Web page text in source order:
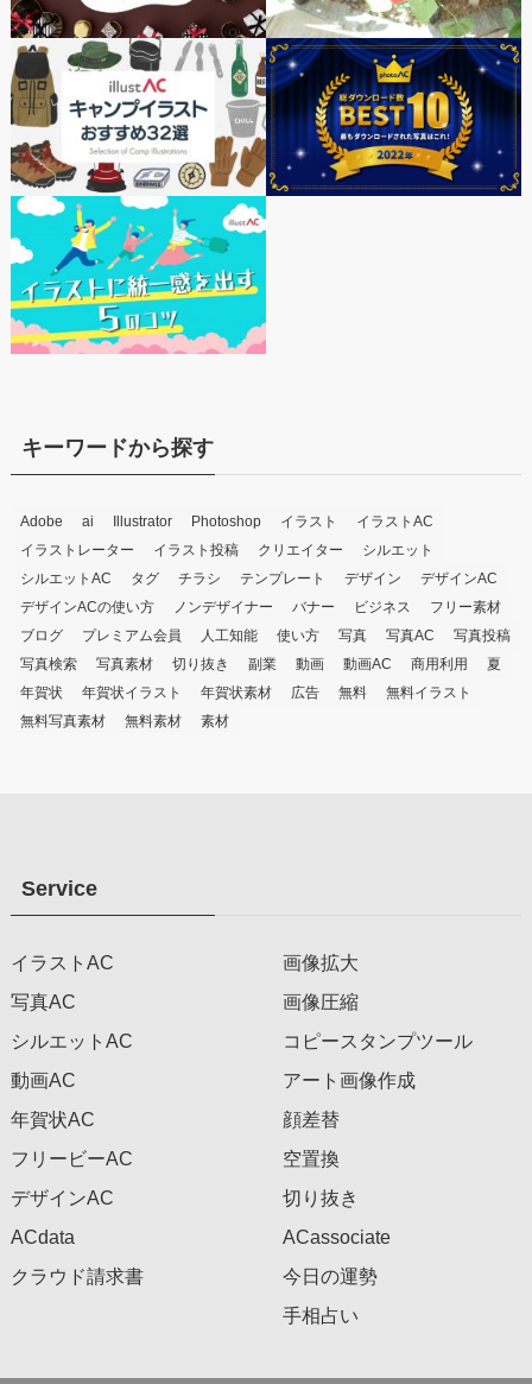
キーワードから探す
Adobe ai Illustrator Photoshop イラスト
イラストAC
イラストレーター
イラスト投稿 クリエイター
シルエット
シルエットAC
タグ チラシ テンプレート デザイン
デザインAC
デザインACの使い方
ノンデザイナー バナー ビジネス
フリー素材
ブログ
プレミアム会員 人工知能 使い方 写真 写真AC
写真投稿
写真検索
写真素材 切り抜き 副業 動画 動画AC 商用利用
夏
年賀状
年賀状イラスト 年賀状素材 広告 無料
無料イラスト
無料写真素材
無料素材 素材
Service
イラストAC
写真AC
シルエットAC
動画AC
年賀状AC
フリービーAC
デザインAC
ACdata
クラウド請求書
画像拡大
画像圧縮
コピースタンプツール
アート画像作成
顔差替
空置換
切り抜き
ACassociate
今日の運勢
手相占い